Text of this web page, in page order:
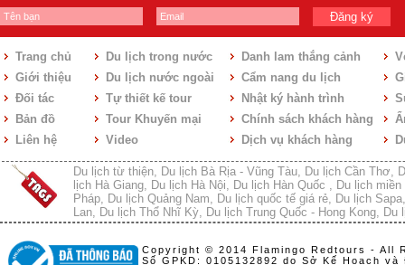
Đăng ký
Trang chủ
Giới thiệu
Đối tác
Bản đồ
Liên hệ
Du lịch trong nước
Du lịch nước ngoài
Tự thiết kế tour
Tour Khuyến mại
Video
Danh lam thắng cảnh
Cẩm nang du lịch
Nhật ký hành trình
Chính sách khách hàng
Dịch vụ khách hàng
Du lịch từ thiện, Du lịch Bà Rịa - Vũng Tàu, Du lịch Cần Thơ,
lịch Hà Giang, Du lịch Hà Nội, Du lịch Hàn Quốc , Du lịch miền
Pháp, Du lịch Quảng Nam, Du lịch quốc tế giá rẻ, Du lịch Sapa
Lan, Du lịch Thổ Nhĩ Kỳ, Du lịch Trung Quốc - Hong Kong, Du
Copyright © 2014 Flamingo Redtours - All
Số GPKD: 0105132892 do Sở Kế Hoạch